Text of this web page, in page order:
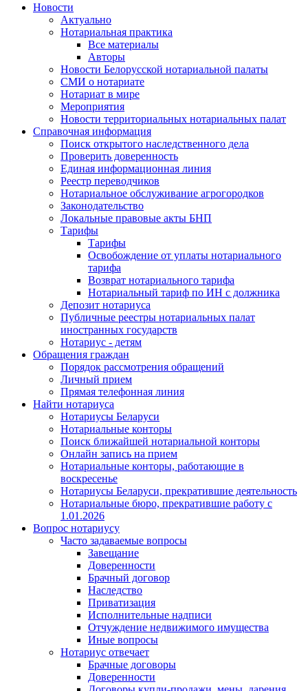
Новости
Актуально
Нотариальная практика
Все материалы
Авторы
Новости Белорусской нотариальной палаты
СМИ о нотариате
Нотариат в мире
Мероприятия
Новости территориальных нотариальных палат
Справочная информация
Поиск открытого наследственного дела
Проверить доверенность
Единая информационная линия
Реестр переводчиков
Нотариальное обслуживание агрогородков
Законодательство
Локальные правовые акты БНП
Тарифы
Тарифы
Освобождение от уплаты нотариального
тарифа
Возврат нотариального тарифа
Нотариальный тариф по ИН с должника
Депозит нотариуса
Публичные реестры нотариальных палат
иностранных государств
Нотариус - детям
Обращения граждан
Порядок рассмотрения обращений
Личный прием
Прямая телефонная линия
Найти нотариуса
Нотариусы Беларуси
Нотариальные конторы
Поиск ближайшей нотариальной конторы
Онлайн запись на прием
Нотариальные конторы, работающие в
воскресенье
Нотариусы Беларуси, прекратившие деятельность
Нотариальные бюро, прекратившие работу с
1.01.2026
Вопрос нотариусу
Часто задаваемые вопросы
Завещание
Доверенности
Брачный договор
Наследство
Приватизация
Исполнительные надписи
Отчуждение недвижимого имущества
Иные вопросы
Нотариус отвечает
Брачные договоры
Доверенности